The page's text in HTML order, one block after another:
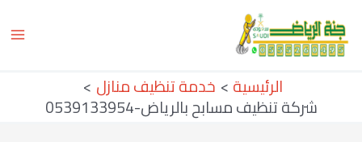
إلى
المحتوى
الرئيسية خدمة تنظيف منازل
شركة تنظيف مسابح بالرياض-0539133954
navigation